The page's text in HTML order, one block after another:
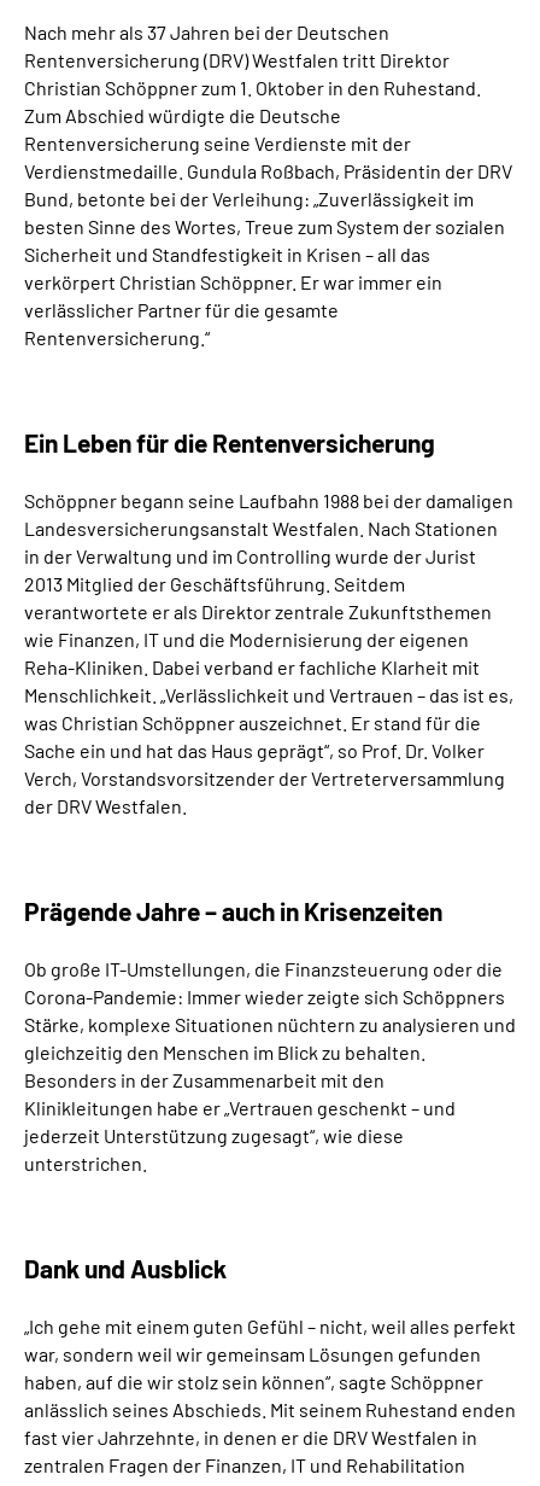
Nach mehr als 37 Jahren bei der Deutschen
Rentenversicherung (DRV) Westfalen tritt Direktor
Christian Schöppner zum 1. Oktober in den Ruhestand.
Zum Abschied würdigte die Deutsche
Rentenversicherung seine Verdienste mit der
Verdienstmedaille. Gundula Roßbach, Präsidentin der DRV
Bund, betonte bei der Verleihung: „Zuverlässigkeit im
besten Sinne des Wortes, Treue zum System der sozialen
Sicherheit und Standfestigkeit in Krisen – all das
verkörpert Christian Schöppner. Er war immer ein
verlässlicher Partner für die gesamte
Rentenversicherung.“
Ein Leben für die Rentenversicherung
Schöppner begann seine Laufbahn 1988 bei der damaligen
Landesversicherungsanstalt Westfalen. Nach Stationen
in der Verwaltung und im Controlling wurde der Jurist
2013 Mitglied der Geschäftsführung. Seitdem
verantwortete er als Direktor zentrale Zukunftsthemen
wie Finanzen, IT und die Modernisierung der eigenen
Reha-Kliniken. Dabei verband er fachliche Klarheit mit
Menschlichkeit. „Verlässlichkeit und Vertrauen – das ist es,
was Christian Schöppner auszeichnet. Er stand für die
Sache ein und hat das Haus geprägt“, so Prof. Dr. Volker
Verch, Vorstandsvorsitzender der Vertreterversammlung
der DRV Westfalen.
Prägende Jahre – auch in Krisenzeiten
Ob große IT-Umstellungen, die Finanzsteuerung oder die
Corona-Pandemie: Immer wieder zeigte sich Schöppners
Stärke, komplexe Situationen nüchtern zu analysieren und
gleichzeitig den Menschen im Blick zu behalten.
Besonders in der Zusammenarbeit mit den
Klinikleitungen habe er „Vertrauen geschenkt – und
jederzeit Unterstützung zugesagt“, wie diese
unterstrichen.
Dank und Ausblick
„Ich gehe mit einem guten Gefühl – nicht, weil alles perfekt
war, sondern weil wir gemeinsam Lösungen gefunden
haben, auf die wir stolz sein können“, sagte Schöppner
anlässlich seines Abschieds. Mit seinem Ruhestand enden
fast vier Jahrzehnte, in denen er die DRV Westfalen in
zentralen Fragen der Finanzen, IT und Rehabilitation